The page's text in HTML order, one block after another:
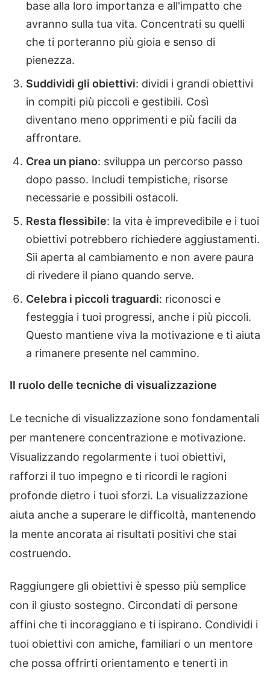
base alla loro importanza e all'impatto che
avranno sulla tua vita. Concentrati su quelli
che ti porteranno più gioia e senso di
pienezza.
Suddividi gli obiettivi: dividi i grandi obiettivi
in compiti più piccoli e gestibili. Così
diventano meno opprimenti e più facili da
affrontare.
Crea un piano: sviluppa un percorso passo
dopo passo. Includi tempistiche, risorse
necessarie e possibili ostacoli.
Resta flessibile: la vita è imprevedibile e i tuoi
obiettivi potrebbero richiedere aggiustamenti.
Sii aperta al cambiamento e non avere paura
di rivedere il piano quando serve.
Celebra i piccoli traguardi: riconosci e
festeggia i tuoi progressi, anche i più piccoli.
Questo mantiene viva la motivazione e ti aiuta
a rimanere presente nel cammino.
Il ruolo delle tecniche di visualizzazione
Le tecniche di visualizzazione sono fondamentali
per mantenere concentrazione e motivazione.
Visualizzando regolarmente i tuoi obiettivi,
rafforzi il tuo impegno e ti ricordi le ragioni
profonde dietro i tuoi sforzi. La visualizzazione
aiuta anche a superare le difficoltà, mantenendo
la mente ancorata ai risultati positivi che stai
costruendo.
Raggiungere gli obiettivi è spesso più semplice
con il giusto sostegno. Circondati di persone
affini che ti incoraggiano e ti ispirano. Condividi i
tuoi obiettivi con amiche, familiari o un mentore
che possa offrirti orientamento e tenerti in